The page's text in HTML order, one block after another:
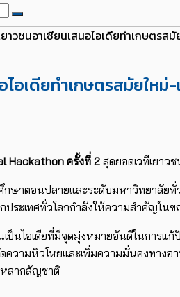
ยาวชนอาเซียนเสนอไอเดียทำเกษตร
ไอเดียทำเกษตรสมัยใ
Hackathon ครั้งที่ 2 สุดยอดเวทีเยาว
กษาตอนปลายและระดับมหาวิทยาลัยทั่
กประเทศทั่วโลกกำลังให้ความสำคัญในข
ป็นไอเดียที่มีจุดมุ่งหมายอันดีในการแ
ความหิวโหยและเพิ่มความมั่นคงทางอ
ลากสัญชาติ